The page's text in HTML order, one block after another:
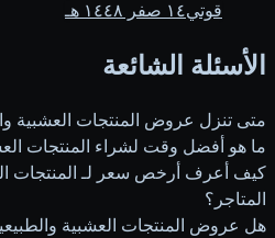
قوتي١٤ صفر ١٤٤٨ هـ
الأسئلة الشائعة
متى تنزل عروض المنتجات العشبية
ما هو أفضل وقت لشراء المنتجات
كيف أعرف أرخص سعر لـ المنتجات
المتاجر؟
هل عروض المنتجات العشبية